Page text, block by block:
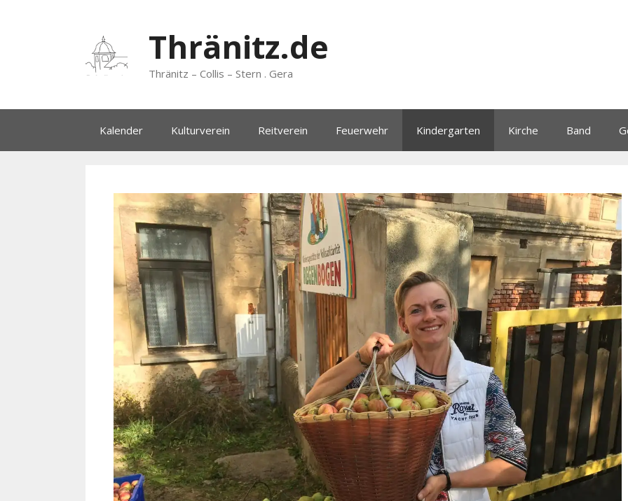
Thränitz.de
Thränitz – Collis – Stern . Gera
Kalender Kulturverein Reitverein Feuerwehr Kindergarten Kirche Band